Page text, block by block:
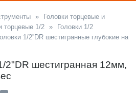
»
Головки торцевые и
торцевые 1/2 »
Головки 1/2
1/2''DR шестигранные глубокие на
2"DR шестигранная 12мм,